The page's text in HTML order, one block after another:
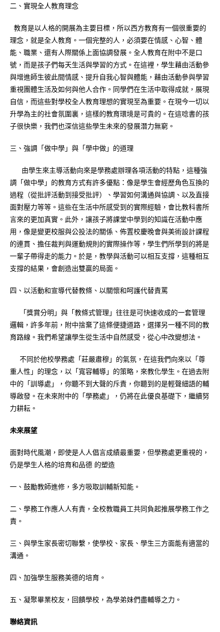
二、實現全人教育理念
教育是以人格的開展為主要目標，所以西方教育有一個很重要的
理念，就是全人教育。一個完整的人，必須要在情感、心智、體
能、職業、還有人際關係上面協調發展。全人教育在附中不是口
號，而是孩子們每天生活與學習的方式。在這裡，學生藉由活動參
與增進師生彼此間情感、提升自我心智與體能，藉由活動參與學習
重視團體生活及如何與他人合作。同學們在生活中取得成就，展現
自信，而這些對學校全人教育理想的實現至為重要。在現今一切以
升學為主的社會氛圍裏，這樣的教育環境是可貴的。在這唸書的孩
子很快樂，我們也深信這些學生未來的發展潛力無窮。
三、強調「做中學」與「學中做」的道理
由學生來主導活動向來是學務處辦理各項活動的特點，這種強
調「做中學」的教育方式有許多優點：像是學生會經歷角色互換的
過程（從批評活動到接受批評）、學習如何溝通與協調、以及直接
面對壓力等等。這些在生活中所感受到的實際經驗，會比教科書所
言來的更加真實。此外，讓孩子將課堂中學到的知識在活動中應
用，像是變更校服與公投法的關係、佈置校慶晚會與美術設計課程
的連貫、擔任裁判與運動規則的實際操作等，學生們所學到的將是
一輩子帶得走的能力。於是，教學與活動可以相互支撐，這種相互
支撐的結果，會創造出雙贏的局面。
四、以活動和宣導代替教條、以關懷和呵護代替責罵
「獎賞分明」與「教條式管理」往往是可快速收成的一套管理
邏輯，許多年前，附中捨棄了這條便捷道路，選擇另一種不同的教
育路線。我們希望讓學生從生活中自然感受，從心中改變想法。
不同於他校學務處「莊嚴肅穆」的氣氛，在這我們向來以「尊
重人性」的理念，以「寬容輔導」的策略，來教化學生。在過去附
中的「訓導處」，你聽不到大聲的斥責，你聽到的是輕聲細語的輔
導啟發。在未來附中的「學務處」，仍將在此優良基礎下，繼續努
力耕耘。
未來展望
面對時代風潮，即使是人人倡言成績最重要，但學務處更重視的，
仍是學生人格的培育和品德 的塑造
一、鼓勵教師進修，多方吸取訓輔新知能。
二、學務工作應人人有責，全校教職員工共同負起推展學務工作之
責。
三、與學生家長密切聯繫，使學校、家長、學生三方面能有適當的
溝通。
四、加強學生服務美德的培育。
五、凝聚畢業校友，回饋學校，為學弟妹們盡輔導之力。
聯絡資訊